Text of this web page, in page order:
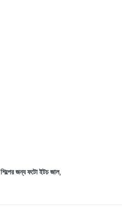
শিল্পের জন্য ফটো ইটচ জাল,